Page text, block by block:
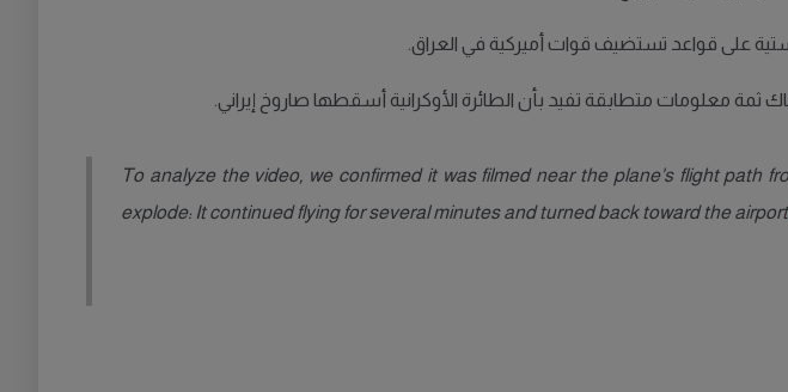
على قواعد تستضيف قوات أميركية في العراق.
ثمة معلومات متطابقة تفيد بأن الطائرة الأوكرانية أسقطها صاروخ إيراني.
To analyze the video, we confirmed it was filmed near the plane's flight path
explode: It continued flying for several minutes and turned back toward the